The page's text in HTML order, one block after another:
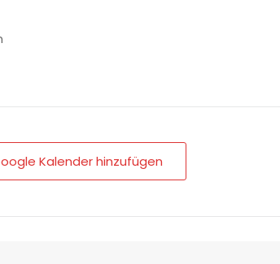
Kalender hinzufügen